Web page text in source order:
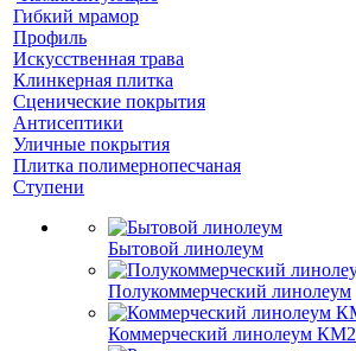
Гибкий мрамор
Профиль
Искусственная трава
Клинкерная плитка
Сценические покрытия
Антисептики
Уличные покрытия
Плитка полимернопесчаная
Ступени
Бытовой линолеум
Полукоммерческий линолеум
Коммерческий линолеум КМ2